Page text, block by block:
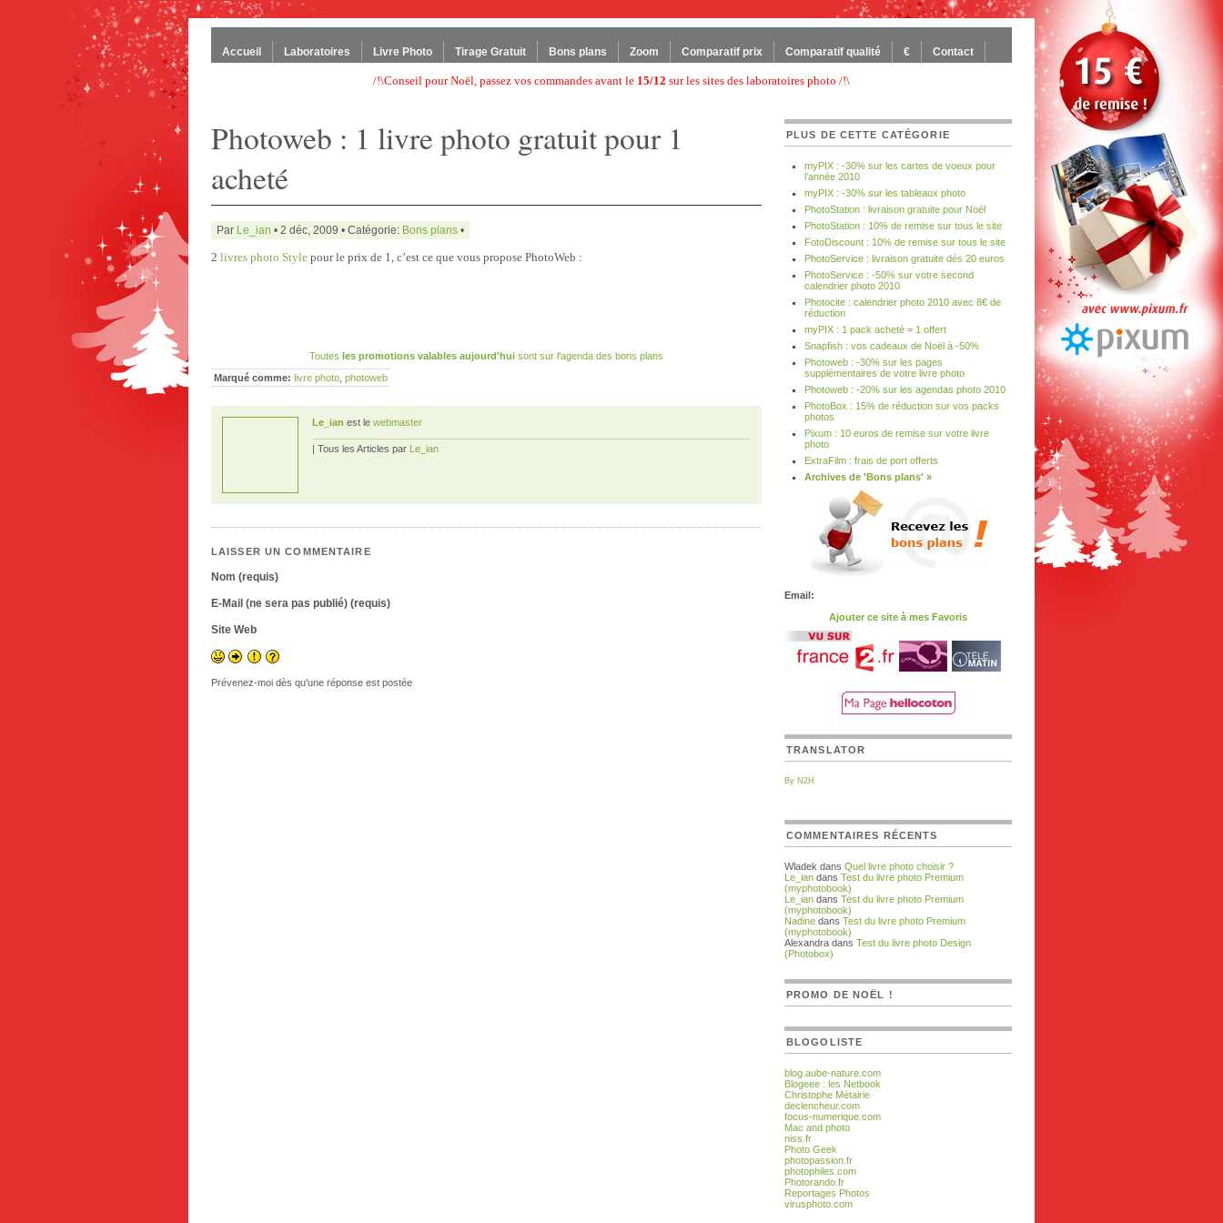
Accueil Laboratoires Livre Photo Tirage Gratuit Bons plans Zoom Comparatif prix Comparatif qualité € Contact
/!\Conseil pour Noël, passez vos commandes avant le 15/12 sur les sites des laboratoires photo /!\
Photoweb : 1 livre photo gratuit pour 1
acheté
Par Le_ian • 2 déc, 2009 • Catégorie: Bons plans •
2 livres photo Style pour le prix de 1, c’est ce que vous propose PhotoWeb :
Toutes les promotions valables aujourd'hui sont sur l'agenda des bons plans
Marqué comme: livre photo photoweb
Le_ian est le webmaster
| Tous les Articles par Le_ian
LAISSER UN COMMENTAIRE
Nom (requis)
E-Mail (ne sera pas publié) (requis)
Site Web
Prévenez-moi dès qu'une réponse est postée
PLUS DE CETTE CATÉGORIE
myPIX : -30% sur les cartes de voeux pour
l’année 2010
myPIX : -30% sur les tableaux photo
PhotoStation : livraison gratuite pour Noël
PhotoStation : 10% de remise sur tous le site
FotoDiscount : 10% de remise sur tous le site
PhotoService : livraison gratuite dès 20 euros
PhotoService : -50% sur votre second
calendrier photo 2010
Photocite : calendrier photo 2010 avec 8€ de
réduction
myPIX : 1 pack acheté = 1 offert
Snapfish : vos cadeaux de Noël à -50%
Photoweb : -30% sur les pages
supplémentaires de votre livre photo
Photoweb : -20% sur les agendas photo 2010
PhotoBox : 15% de réduction sur vos packs
photos
Pixum : 10 euros de remise sur votre livre
photo
ExtraFilm : frais de port offerts
Archives de 'Bons plans' »
Email:
Ajouter ce site à mes Favoris
TRANSLATOR
By N2H
COMMENTAIRES RÉCENTS
Wladek dans Quel livre photo choisir ?
Le_ian dans Test du livre photo Premium
(myphotobook)
Le_ian dans Test du livre photo Premium
(myphotobook)
Nadine dans Test du livre photo Premium
(myphotobook)
Alexandra dans Test du livre photo Design
(Photobox)
PROMO DE NOËL !
BLOGOLISTE
blog.aube-nature.com
Blogeee : les Netbook
Christophe Métairie
declencheur.com
focus-numerique.com
Mac and photo
niss.fr
Photo Geek
photopassion.fr
photophiles.com
Photorando.fr
Reportages Photos
virusphoto.com